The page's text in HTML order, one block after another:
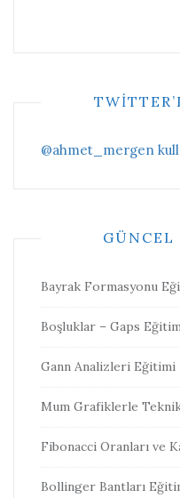
@ahmet_mergen
Bayrak Formasyonu
Boşluklar – Gaps
Gann Analizleri Eğitimi
Mum Grafiklerle
Fibonacci Oranları ve
Bollinger Bantları